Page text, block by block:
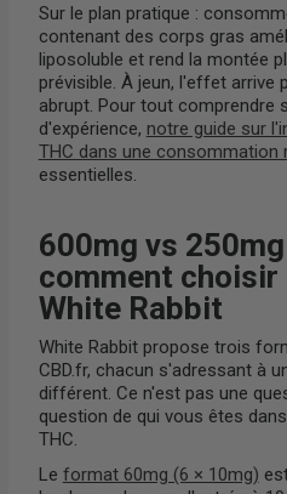
Sur le plan pratique :
contenant des corps gras
liposoluble et rend la montée
prévisible. À jeun, l'effet arrive
abrupt. Pour tout comprendre
d'expérience, notre guide sur
THC dans une consommation
essentielles.
600mg vs
comment
White Rabbit
White Rabbit propose trois
CBD.fr, chacun s'adressant à
différent. Ce n'est pas une
question de qui vous êtes
THC.
Le format 60mg (6 × 10mg)